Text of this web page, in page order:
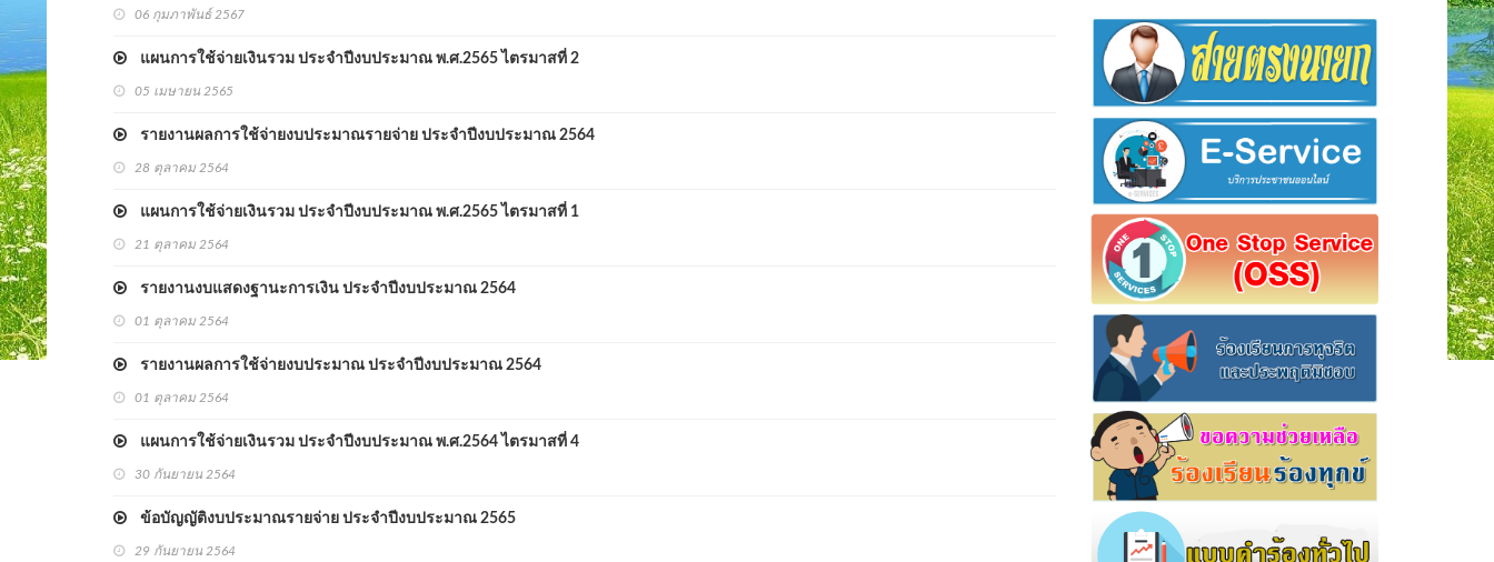
06 กุมภาพันธ์ 2567
แผนการใช้จ่ายเงินรวม ประจำปีงบประมาณ พ.ศ.2565 ไตรมาสที่ 2
05 เมษายน 2565
รายงานผลการใช้จ่ายงบประมาณรายจ่าย ประจำปีงบประมาณ 2564
28 ตุลาคม 2564
แผนการใช้จ่ายเงินรวม ประจำปีงบประมาณ พ.ศ.2565 ไตรมาสที่ 1
21 ตุลาคม 2564
รายงานงบแสดงฐานะการเงิน ประจำปีงบประมาณ 2564
01 ตุลาคม 2564
รายงานผลการใช้จ่ายงบประมาณ ประจำปีงบประมาณ 2564
01 ตุลาคม 2564
แผนการใช้จ่ายเงินรวม ประจำปีงบประมาณ พ.ศ.2564 ไตรมาสที่ 4
30 กันยายน 2564
ข้อบัญญัติงบประมาณรายจ่าย ประจําปีงบประมาณ 2565
29 กันยายน 2564